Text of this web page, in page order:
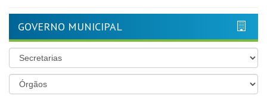
GOVERNO MUNICIPAL